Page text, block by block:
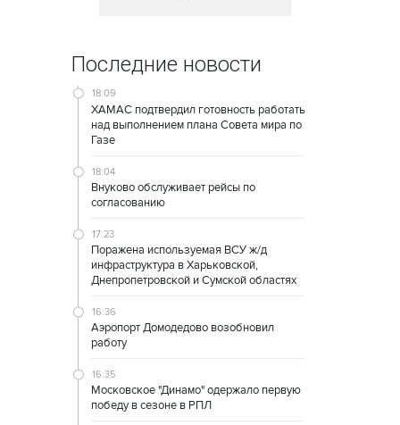
Последние новости
18:09
ХАМАС подтвердил готовность работать
над выполнением плана Совета мира по
Газе
18:04
Внуково обслуживает рейсы по
согласованию
17:23
Поражена используемая ВСУ ж/д
инфраструктура в Харьковской,
Днепропетровской и Сумской областях
16:36
Аэропорт Домодедово возобновил
работу
16:35
Московское "Динамо" одержало первую
победу в сезоне в РПЛ